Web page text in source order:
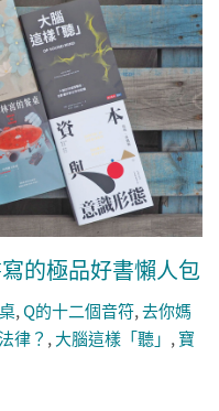
的極品好書懶人包
,Q的十二個音符,去你媽
律？ , 大腦這樣「聽」 , 寶